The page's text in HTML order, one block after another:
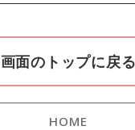
画面のトップに戻る
HOME